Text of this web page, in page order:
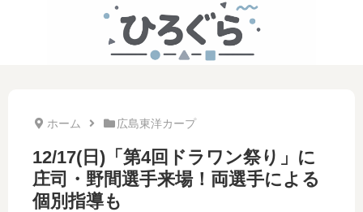
ホーム 広島東洋カープ
12/17(日)「第4回ドラワン祭り」に
庄司・野間選手来場！両選手による
個別指導も